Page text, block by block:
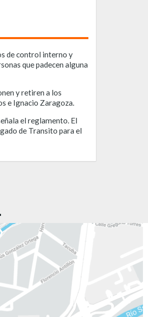
de control interno y
que padecen alguna
y retiren a los
e Ignacio Zaragoza.
el reglamento. El
de Transito para el